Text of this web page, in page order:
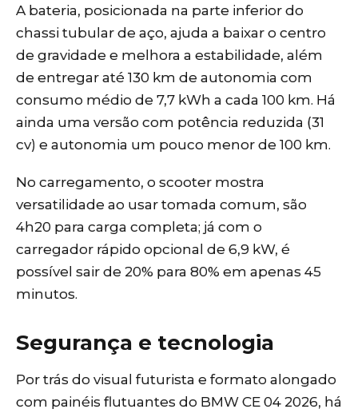
A bateria, posicionada na parte inferior do
chassi tubular de aço, ajuda a baixar o centro
de gravidade e melhora a estabilidade, além
de entregar até 130 km de autonomia com
consumo médio de 7,7 kWh a cada 100 km. Há
ainda uma versão com potência reduzida (31
cv) e autonomia um pouco menor de 100 km.
No carregamento, o scooter mostra
versatilidade ao usar tomada comum, são
4h20 para carga completa; já com o
carregador rápido opcional de 6,9 kW, é
possível sair de 20% para 80% em apenas 45
minutos.
Segurança e tecnologia
Por trás do visual futurista e formato alongado
com painéis flutuantes do BMW CE 04 2026, há